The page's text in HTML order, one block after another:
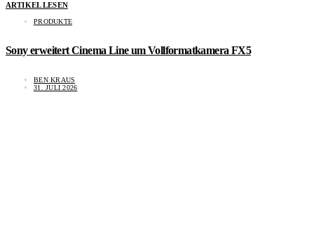
ARTIKEL LESEN
PRODUKTE
Sony erweitert Cinema Line um Vollformatkamera FX5
BEN KRAUS
31. JULI 2026